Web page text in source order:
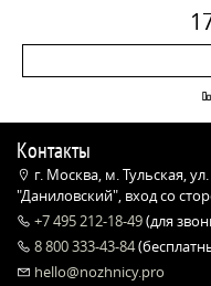
Контакты
г. Москва, м. Тульская,
"Даниловский", вход со
+7 495 212-18-49(для
8 800 333-43-84
hello@nozhnicy.pro